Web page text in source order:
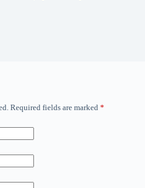
Required fields are marked *